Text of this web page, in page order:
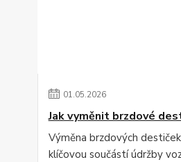
01.05.2026
Jak vyměnit brzdové
Výměna brzdových
klíčovou součástí údržby